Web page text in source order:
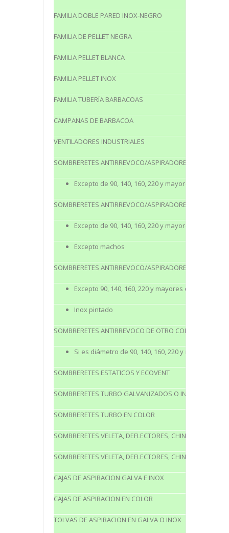
FAMILIA DOBLE PARED INOX-NEGRO
FAMILIA DE PELLET NEGRA
FAMILIA PELLET BLANCA
FAMILIA PELLET INOX
FAMILIA TUBERÍA BARBACOAS
CAMPANAS DE BARBACOA
VENTILADORES INDUSTRIALES
SOMBRERETES ANTIRREVOCO/ASPIRADORES
Excepto de 90, 140, 160, 220 y mayores de 350 mm
SOMBRERETES ANTIRREVOCO/ASPIRADORES NEGRO
Excepto de 90, 140, 160, 220 y mayores de 300
Excepto machos
SOMBRERETES ANTIRREVOCO/ASPIRADORES
Excepto 90, 140, 160, 220 y mayores de 300
Inox pintado
SOMBRERETES ANTIRREVOCO DE OTRO COLOR
Si es diámetro de 90, 140, 160, 220 y mayores de
SOMBRERETES ESTATICOS Y ECOVENT
SOMBRERETES TURBO GALVANIZADOS O INOXIDABLES
SOMBRERETES TURBO EN COLOR
SOMBRERETES VELETA, DEFLECTORES, CHINOS Y
SOMBRERETES VELETA, DEFLECTORES, CHINOS Y
CAJAS DE ASPIRACION GALVA E INOX
CAJAS DE ASPIRACION EN COLOR
TOLVAS DE ASPIRACION EN GALVA O INOX